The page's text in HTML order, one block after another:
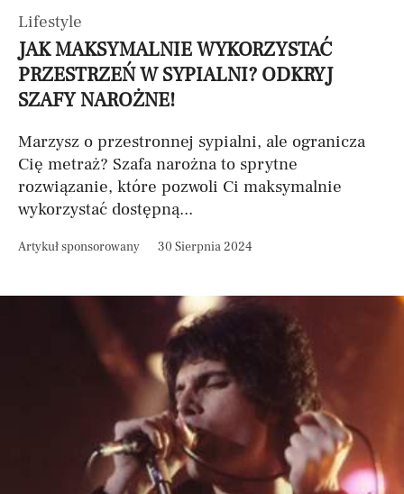
Lifestyle
JAK MAKSYMALNIE WYKORZYSTAĆ
PRZESTRZEŃ W SYPIALNI? ODKRYJ
SZAFY NAROŻNE!
Marzysz o przestronnej sypialni, ale ogranicza
Cię metraż? Szafa narożna to sprytne
rozwiązanie, które pozwoli Ci maksymalnie
wykorzystać dostępną...
Artykuł sponsorowany 30 Sierpnia 2024